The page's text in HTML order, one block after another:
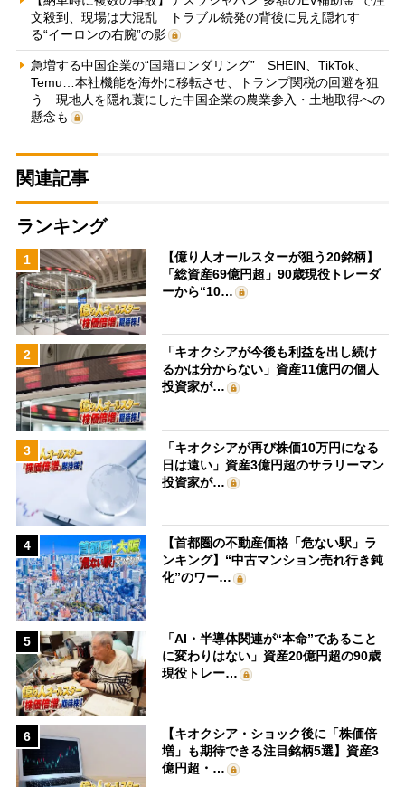
文殺到、現場は大混乱 トラブル続発の背後に見え隠れす
る“イーロンの右腕”の影
急増する中国企業の“国籍ロンダリング” SHEIN、TikTok、
Temu…本社機能を海外に移転させ、トランプ関税の回避を狙
う 現地人を隠れ蓑にした中国企業の農業参入・土地取得への
懸念も
関連記事
ランキング
1
【億り人オールスターが狙う20銘柄】
「総資産69億円超」90歳現役トレーダ
ーから“10…
2
「キオクシアが今後も利益を出し続け
るかは分からない」資産11億円の個人
投資家が…
3
「キオクシアが再び株価10万円になる
日は遠い」資産3億円超のサラリーマン
投資家が…
4
【首都圏の不動産価格「危ない駅」ラ
ンキング】“中古マンション売れ行き鈍
化”のワー…
5
「AI・半導体関連が“本命”であること
に変わりはない」資産20億円超の90歳
現役トレー…
6
【キオクシア・ショック後に「株価倍
増」も期待できる注目銘柄5選】資産3
億円超・…